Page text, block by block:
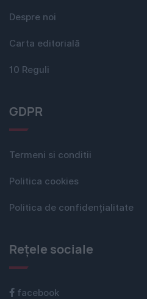
Despre noi
Carta editorială
10 Reguli
GDPR
Termeni si conditii
Politica cookies
Politica de confidențialitate
Rețele sociale
facebook